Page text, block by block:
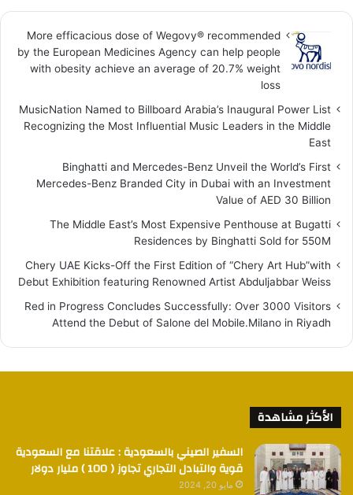
More efficacious dose of Wegovy®️ recommended
by the European Medicines Agency can help people
with obesity achieve an average of 20.7% weight
loss
MusicNation Named to Billboard Arabia’s Inaugural Power List
Recognizing the Most Influential Music Leaders in the Middle
East
Binghatti and Mercedes-Benz Unveil the World’s First
Mercedes-Benz Branded City in Dubai with an Investment
Value of AED 30 Billion
The Middle East’s Most Expensive Penthouse at Bugatti
Residences by Binghatti Sold for 550M
Chery UAE Kicks-Off the First Edition of “Chery Art Hub”with
Debut Exhibition featuring Renowned Artist Abduljabbar Weiss
Red in Progress Concludes Successfully: Over 3000 Visitors
Attend the Debut of Salone del Mobile.Milano in Riyadh
الأكثر مشاهدة
السفير الصيني بالسعودية : علاقتنا مع السعودية
قوية والتبادل التجاري تجاوز ( 100 ) مليار دولار
مايو 20, 2024